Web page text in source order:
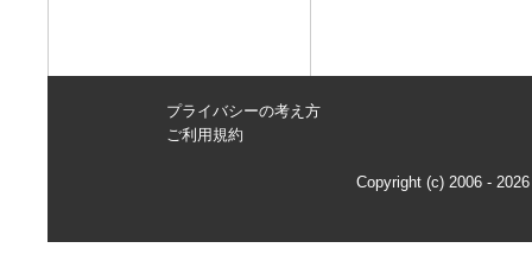
プライバシーの考え方
ご利用規約
Copyright (c) 2006 -